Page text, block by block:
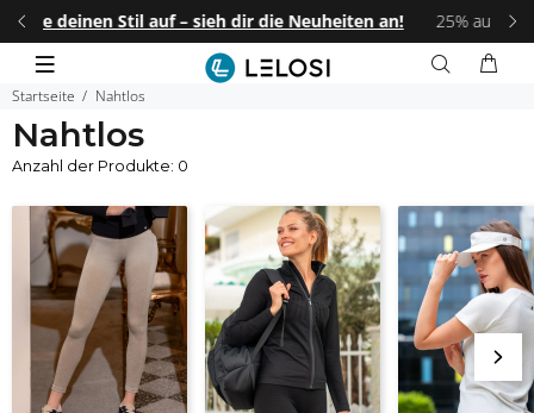
25% auf JEDEN zweiten Artikel mit dem Code: LELOSI25.
Startseite Nahtlos
Nahtlos
Anzahl der Produkte: 0